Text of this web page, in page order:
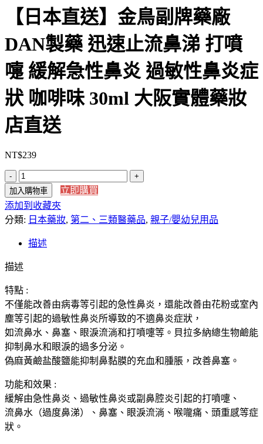
【日本直送】金鳥副牌藥廠
DAN製藥 迅速止流鼻涕 打噴
嚏 緩解急性鼻炎 過敏性鼻炎症
狀 咖啡味 30ml 大阪實體藥妝
店直送
NT$239
【日
本
直
送】
鳥
副
藥
廠
DAN
製
藥
迅
止
流
鼻
涕
加入購物車
立即購買
添加到收藏夾
分類: 日本藥妝, 第二、三類醫藥品, 親子/嬰幼兒用品
描述
描述
特點 :
不僅能改善由病毒等引起的急性鼻炎，還能改善由花粉或室內
塵等引起的過敏性鼻炎所導致的不適鼻炎症狀，
如流鼻水、鼻塞、眼淚流淌和打噴嚏等。貝拉多納總生物鹼能
抑制鼻水和眼淚的過多分泌。
偽麻黃鹼盐酸鹽能抑制鼻黏膜的充血和腫脹，改善鼻塞。
功能和效果 :
緩解由急性鼻炎、過敏性鼻炎或副鼻腔炎引起的打噴嚏、
流鼻水（過度鼻涕）、鼻塞、眼淚流淌、喉嚨痛、頭重感等症
狀。